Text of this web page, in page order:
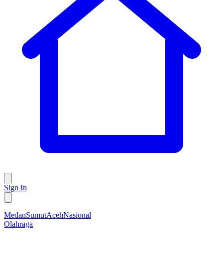
Sign In
MedanSumutAcehNasional
Olahraga